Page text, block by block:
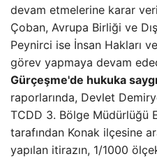
devam etmelerine karar
Çoban, Avrupa Birliği ve
Peynirci ise İnsan Hakları
görev yapmaya devam
Gürçeşme'de hukuka
raporlarında, Devlet
TCDD 3. Bölge Müdürlüğü
tarafından Konak ilçesine
yapılan itirazın, 1/1000